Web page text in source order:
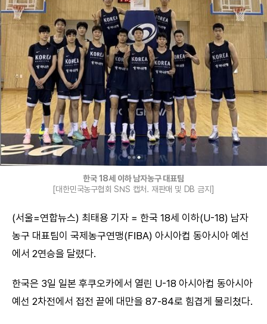
한국 18세 이하 남자농구 대표팀
[대한민국농구협회 SNS 캡처. 재판매 및 DB 금지]
(서울=연합뉴스) 최태용 기자 = 한국 18세 이하(U-18) 남자
농구 대표팀이 국제농구연맹(FIBA) 아시아컵 동아시아 예선
에서 2연승을 달렸다.
한국은 3일 일본 후쿠오카에서 열린 U-18 아시아컵 동아시아
예선 2차전에서 접전 끝에 대만을 87-84로 힘겹게 물리쳤다.